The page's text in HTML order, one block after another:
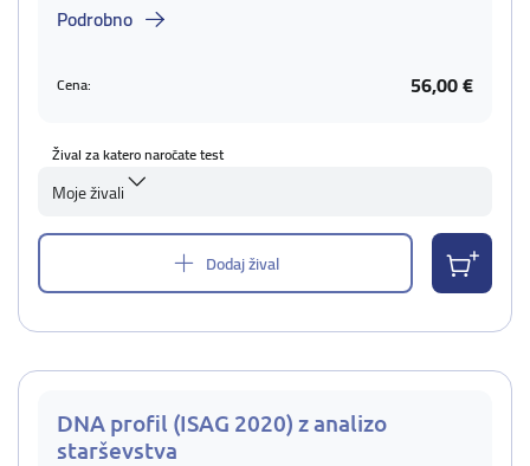
Podrobno
Cena: 56,00 €
Žival za katero naročate test
Moje živali
Dodaj žival
DNA profil (ISAG 2020) z analizo
starševstva